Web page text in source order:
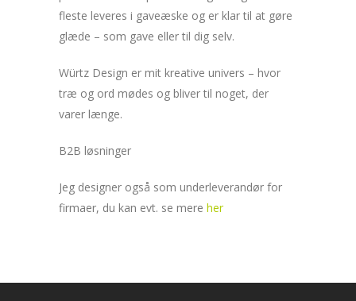
fleste leveres i gaveæske og er klar til at gøre
glæde – som gave eller til dig selv.
Würtz Design er mit kreative univers – hvor
træ og ord mødes og bliver til noget, der
varer længe.
B2B løsninger
Jeg designer også som underleverandør for
firmaer, du kan evt. se mere her